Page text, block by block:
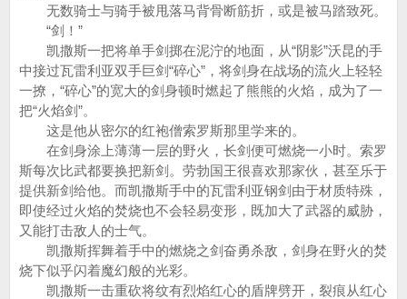
无数骑士与骑手被甩落马背骨断筋折，或是被马踏致死。
“剑！”
凯撒斯一把将单手剑掷在泥泞的地面，从“阴影”沃昆的手
中接过瓦雷利亚双手巨剑“碎心”，将剑身在战场的流火上轻轻
一撩，“碎心”的宽大的剑身顿时燃起了熊熊的火焰，成为了一
把“火焰剑”。
这是他从密尔的红袍僧索罗斯那里学来的。
在剑身涂上薄薄一层的野火，长剑便可燃烧一小时。索罗
斯每次比武都要换把新剑。劳勃国王很喜欢那家伙，甚至乐于
提供新剑给他。而凯撒斯手中的瓦雷利亚钢剑由于材质特殊，
即使经过火焰的焚烧也不会轻易变形，既加大了武器的威胁，
又能打击敌人的士气。
凯撒斯挥舞着手中的燃烧之剑奋勇杀敌，剑身在野火的焚
烧下似乎闪着魔幻般的光彩。
凯撒斯一击重砍将纹有烈焰红心的盾牌劈开，裂痕从红心